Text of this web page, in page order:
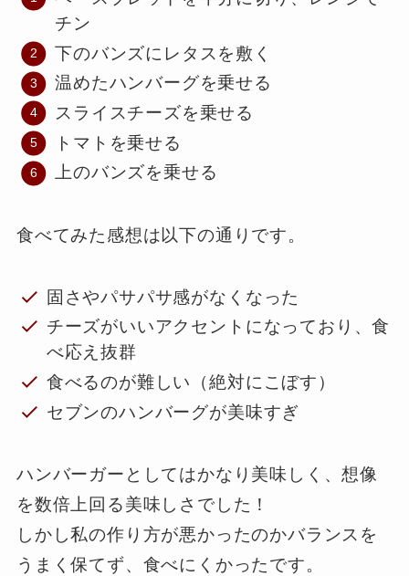
チン
下のバンズにレタスを敷く
温めたハンバーグを乗せる
スライスチーズを乗せる
トマトを乗せる
上のバンズを乗せる
食べてみた感想は以下の通りです。
固さやパサパサ感がなくなった
チーズがいいアクセントになっており、食
べ応え抜群
食べるのが難しい（絶対にこぼす）
セブンのハンバーグが美味すぎ
ハンバーガーとしてはかなり美味しく、想像
を数倍上回る美味しさでした！
しかし私の作り方が悪かったのかバランスを
うまく保てず、食べにくかったです。